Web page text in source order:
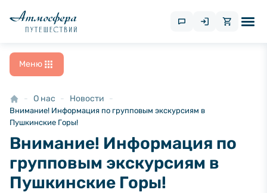
Меню
О нас Новости
Внимание! Информация по групповым экскурсиям в
Пушкинские Горы!
Внимание! Информация по
групповым экскурсиям в
Пушкинские Горы!